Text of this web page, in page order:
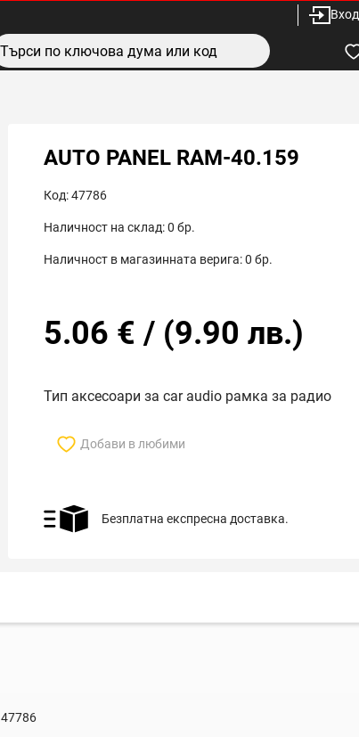
Вход
AUTO PANEL RAM-40.159
Код:47786
Наличност на склад:0 бр.
Наличност в магазинната верига:0 бр.
5.06 € / (9.90 лв.)
Тип аксесоари за car audio рамка за радио
Добави в любими
Безплатна експресна доставка.
47786